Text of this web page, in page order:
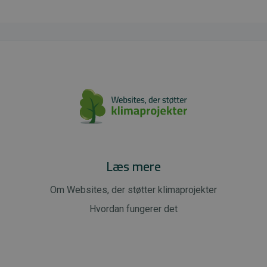
Læs mere
Om Websites, der støtter klimaprojekter
Hvordan fungerer det